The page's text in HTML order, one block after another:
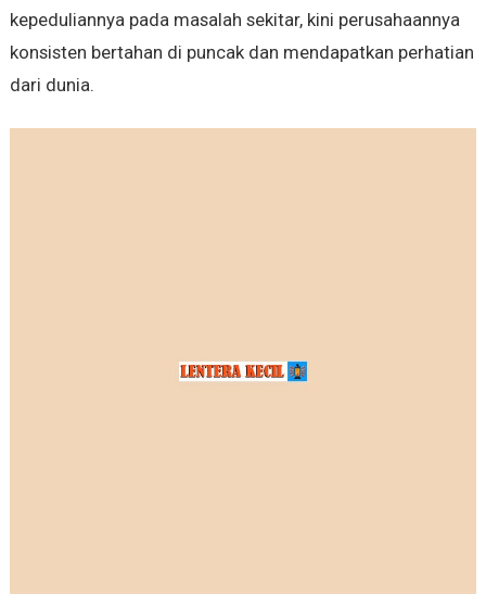
kepeduliannya pada masalah sekitar, kini perusahaannya
konsisten bertahan di puncak dan mendapatkan perhatian
dari dunia.